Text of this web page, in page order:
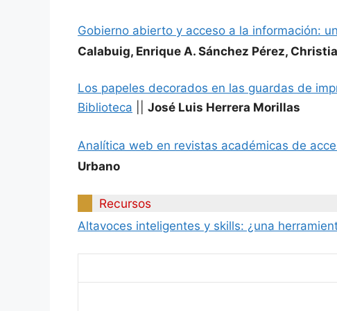
Gobierno abierto y acceso a la información:
Calabuig, Enrique A. Sánchez Pérez,
Los papeles decorados en las guardas de
Biblioteca
José Luis Herrera Morillas
Analítica web en revistas académicas de
Urbano
Recursos
Altavoces inteligentes y skills: ¿una